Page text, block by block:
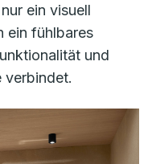
ein visuell
ein fühlbares
und
verbindet.